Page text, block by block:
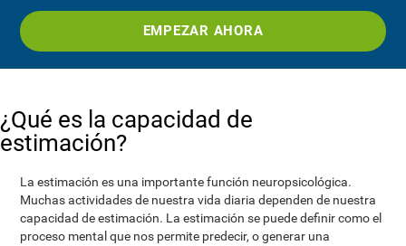
EMPEZAR AHORA
¿Qué es la capacidad de
estimación?
La estimación es una importante función neuropsicológica.
Muchas actividades de nuestra vida diaria dependen de nuestra
capacidad de estimación. La estimación se puede definir como el
proceso mental que nos permite predecir, o generar una